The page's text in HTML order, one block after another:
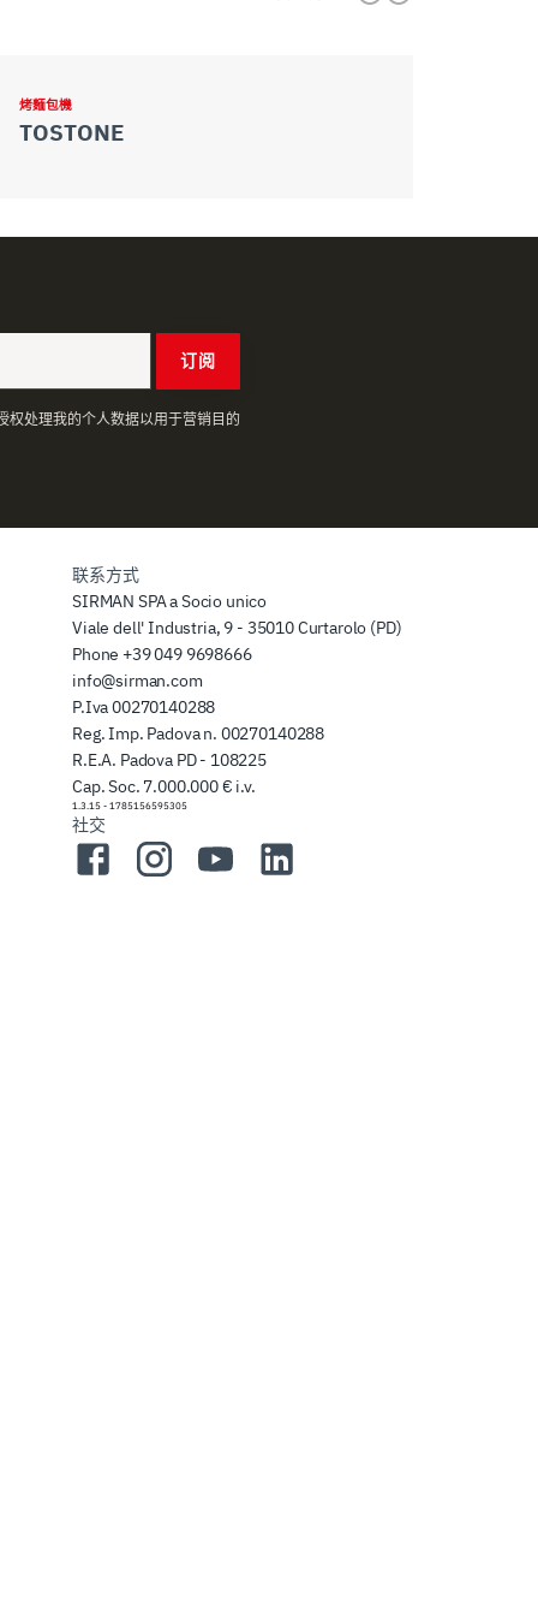
烤麵包機
TOSTONE
订阅
权处理我的个人数据以用于营销目的
联系方式
SIRMAN SPA a Socio unico
Viale dell' Industria, 9 - 35010 Curtarolo (PD)
Phone +39 049 9698666
info@sirman.com
P.Iva 00270140288
Reg. Imp. Padova n. 00270140288
R.E.A. Padova PD - 108225
Cap. Soc. 7.000.000 € i.v.
1.3.15 - 1785156595305
社交
FacebookInstagramYouTubeLinkedIn